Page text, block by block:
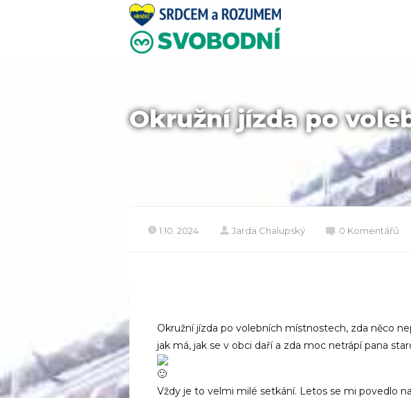
Okružní jízda po
1.10. 2024 Jarda Chalupský 0 Komentářů
Okružní jízda po volebních místnostech, zda něco
jak má, jak se v obci daří a zda moc netrápí pana
Vždy je to velmi milé setkání. Letos se mi povedlo